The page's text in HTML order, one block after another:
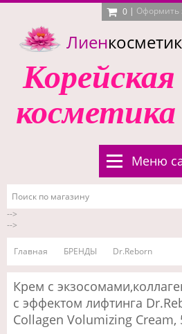
0 | Оформить
Лиенкосметик
Корейская
косметика
Меню
-->
-->
Главная БРЕНДЫ Dr.Reborn
Крем с
c эффектом лифтинга
Collagen Volumizing Cream,